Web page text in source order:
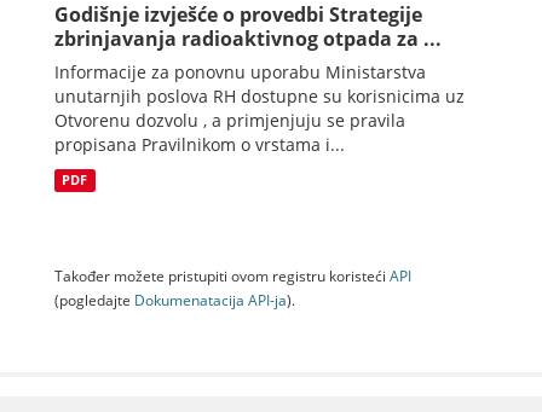
Godišnje izvješće o provedbi Strategije
zbrinjavanja radioaktivnog otpada za ...
Informacije za ponovnu uporabu Ministarstva
unutarnjih poslova RH dostupne su korisnicima uz
Otvorenu dozvolu , a primjenjuju se pravila
propisana Pravilnikom o vrstama i...
PDF
Također možete pristupiti ovom registru koristeći API
(pogledajte Dokumenаtаcijа API-jа).